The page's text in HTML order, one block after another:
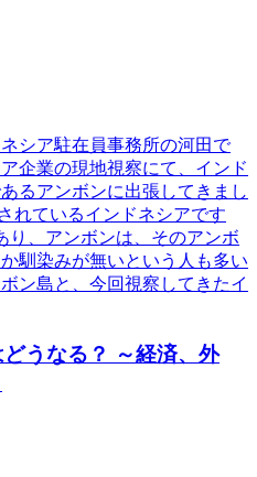
シア駐在員事務所の河田で
企業の現地視察にて、インド
るアンボンに出張してきまし
れているインドネシアです
り、アンボンは、そのアンボ
馴染みが無いという人も多い
ン島と、今回視察してきたイ
うなる？ ～経済、外